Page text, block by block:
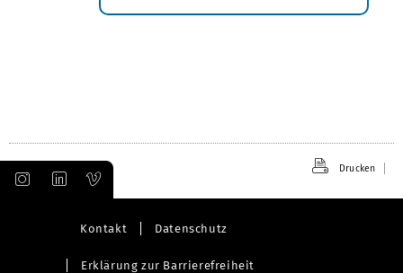
Drucken
Kontakt Datenschutz
Erklärung zur Barrierefreiheit